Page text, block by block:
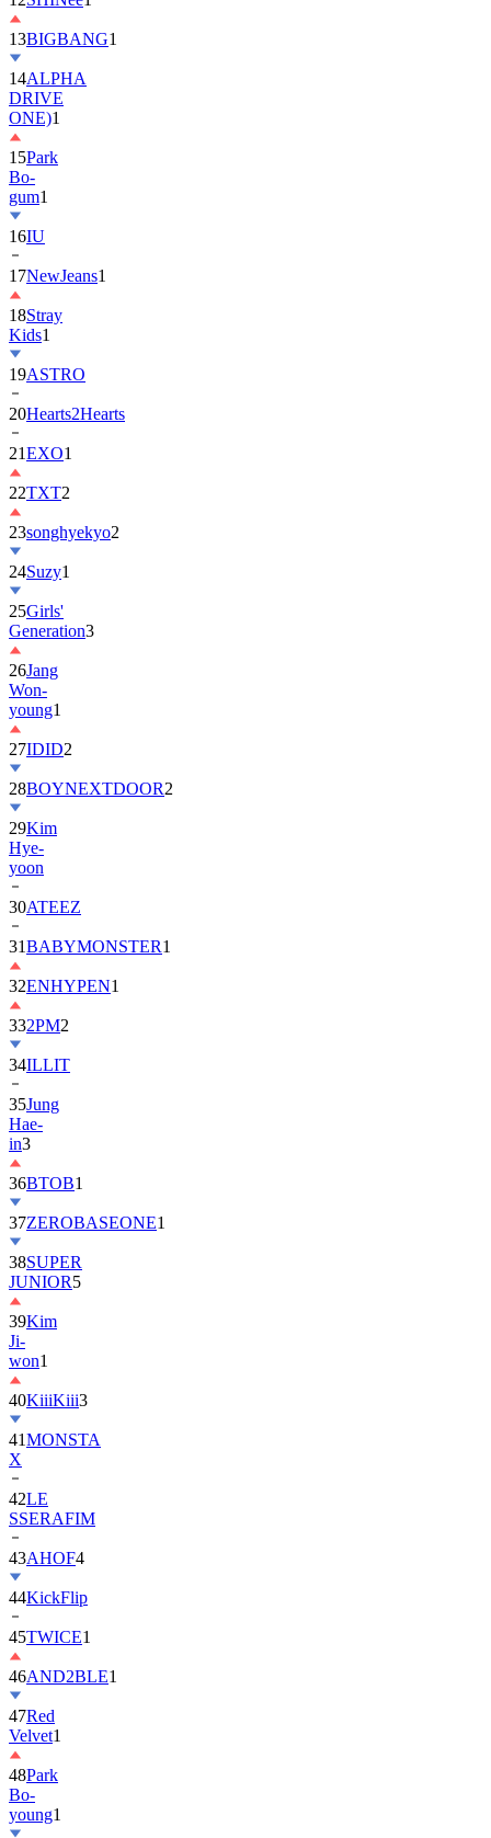
13BIGBANG1
14ALPHA
DRIVE
ONE)1
15Park
Bo-
gum1
16IU
17NewJeans1
18Stray
Kids1
19ASTRO
20Hearts2Hearts
21EXO1
22TXT2
23songhyekyo2
24Suzy1
25Girls'
Generation3
26Jang
Won-
young1
27IDID2
28BOYNEXTDOOR2
29Kim
Hye-
yoon
30ATEEZ
31BABYMONSTER1
32ENHYPEN1
332PM2
34ILLIT
35Jung
Hae-
in3
36BTOB1
37ZEROBASEONE1
38SUPER
JUNIOR5
39Kim
Ji-
won1
40KiiiKiii3
41MONSTA
X
42LE
SSERAFIM
43AHOF4
44KickFlip
45TWICE1
46AND2BLE1
47Red
Velvet1
48Park
Bo-
young1